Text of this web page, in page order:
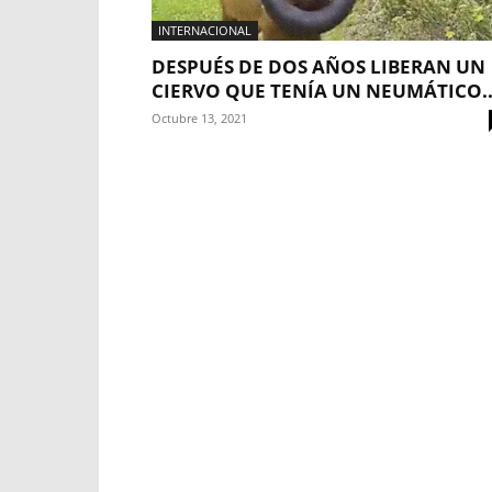
INTERNACIONAL
DESPUÉS DE DOS AÑOS LIBERAN UN
CIERVO QUE TENÍA UN
Octubre 13, 2021